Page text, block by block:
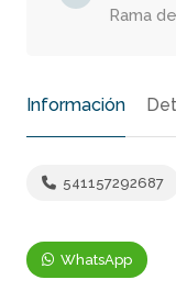
Rama
Información
541157292687
WhatsApp